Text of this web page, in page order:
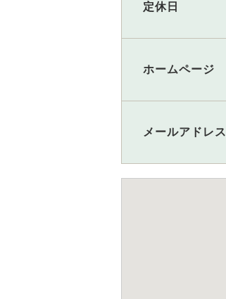
定休日
ホームページ
メールアドレス